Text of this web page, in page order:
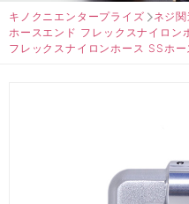
キノクニエンタープライズ
ネジ関
ホースエンド フレックスナイロン
フレックスナイロンホース SSホ